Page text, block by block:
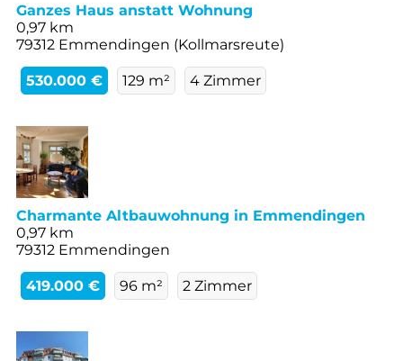
Ganzes Haus anstatt Wohnung
0,97 km
79312 Emmendingen (Kollmarsreute)
530.000 € 129 m² 4 Zimmer
Charmante Altbauwohnung in Emmendingen
0,97 km
79312 Emmendingen
419.000 € 96 m² 2 Zimmer